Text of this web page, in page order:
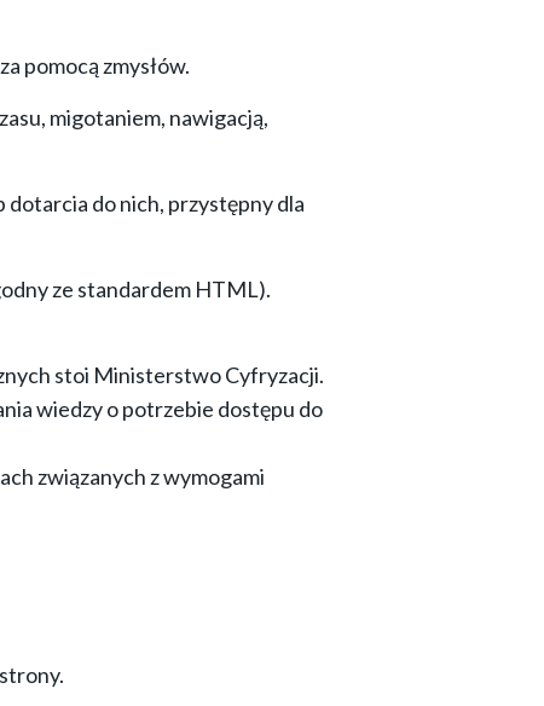
pomocą zmysłów.
migotaniem, nawigacją,
do nich, przystępny dla
ze standardem HTML).
stoi Ministerstwo Cyfryzacji.
wiedzy o potrzebie dostępu do
związanych z wymogami